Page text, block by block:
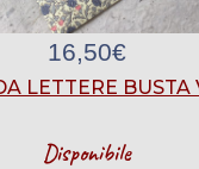
16,50€
LETTERE BUSTA
Disponibile